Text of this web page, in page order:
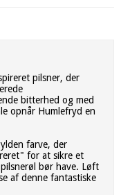
pilsner, der
bitterhed og med
opnår Humlefryd en
farve, der
for at sikre et
bør have. Løft
af denne fantastiske